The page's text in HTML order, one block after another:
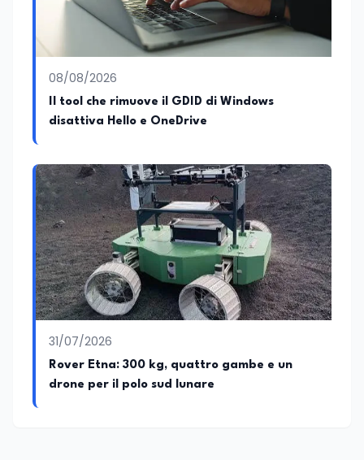
08/08/2026
Il tool che rimuove il GDID di Windows
disattiva Hello e OneDrive
31/07/2026
Rover Etna: 300 kg, quattro gambe e un
drone per il polo sud lunare